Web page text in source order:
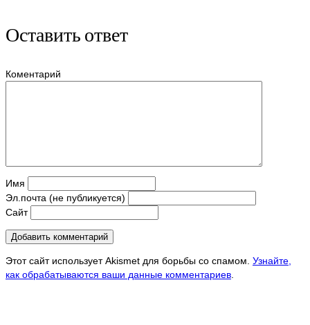
Оставить ответ
Коментарий
Имя
Эл.почта (не публикуется)
Сайт
Этот сайт использует Akismet для борьбы со спамом. Узнайте,
как обрабатываются ваши данные комментариев